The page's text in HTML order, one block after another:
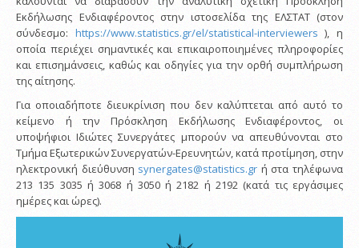
Εκδήλωσης Ενδιαφέροντος στην ιστοσελίδα της ΕΛΣΤΑΤ (στον
σύνδεσμο: https://www.statistics.gr/el/statistical-interviewers), η
οποία περιέχει σημαντικές και επικαιροποιημένες πληροφορίες
και επισημάνσεις, καθώς και οδηγίες για την ορθή συμπλήρωση
της αίτησης.
Για οποιαδήποτε διευκρίνιση που δεν καλύπτεται από αυτό το
κείμενο ή την Πρόσκληση Εκδήλωσης Ενδιαφέροντος, οι
υποψήφιοι Ιδιώτες Συνεργάτες μπορούν να απευθύνονται στο
Τμήμα Εξωτερικών Συνεργατών-Ερευνητών, κατά προτίμηση, στην
ηλεκτρονική διεύθυνση synergates@statistics.gr ή στα τηλέφωνα
213 135 3035 ή 3068 ή 3050 ή 2182 ή 2192 (κατά τις εργάσιμες
ημέρες και ώρες).